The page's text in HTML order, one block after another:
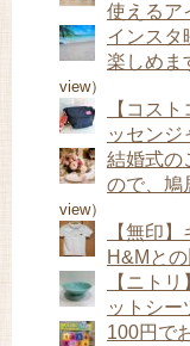
使えるア
インスタ
楽しめま
view）
【コス
ッセンジ
結婚式の
ので、鳩
view）
【無印
H&Mと
【ニト
ットシー
100円で